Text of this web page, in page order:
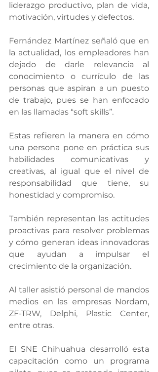
liderazgo productivo, plan de vida,
motivación, virtudes y defectos.
Fernández Martínez señaló que en
la actualidad, los empleadores han
dejado de darle relevancia al
conocimiento o currículo de las
personas que aspiran a un puesto
de trabajo, pues se han enfocado
en las llamadas “soft skills”.
Estas refieren la manera en cómo
una persona pone en práctica sus
habilidades comunicativas y
creativas, al igual que el nivel de
responsabilidad que tiene, su
honestidad y compromiso.
También representan las actitudes
proactivas para resolver problemas
y cómo generan ideas innovadoras
que ayudan a impulsar el
crecimiento de la organización.
Al taller asistió personal de mandos
medios en las empresas Nordam,
ZF-TRW, Delphi, Plastic Center,
entre otras.
El SNE Chihuahua desarrolló esta
capacitación como un programa